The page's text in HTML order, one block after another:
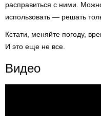
расправиться с ними.
использовать — решать
Кстати, меняйте погоду,
И это еще не все.
Видео